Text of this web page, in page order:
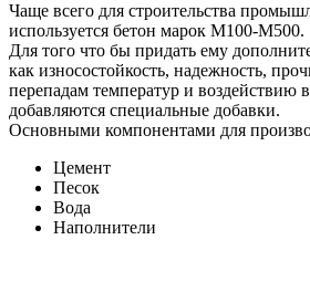
Чаще всего для строительства
используется бетон марок М100-М500.
Для того что бы придать ему
как износостойкость, надежность,
перепадам температур и воздействию
добавляются специальные добавки.
Основными компонентами для
Цемент
Песок
Вода
Наполнители